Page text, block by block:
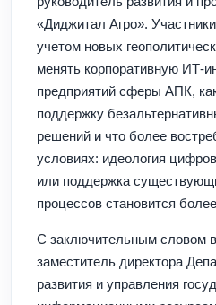
«Диджитал Агро».
учетом новых
менять корпоративную ИТ-
предприятий сферы АПК,
поддержку
решений и что более
условиях: идеология
или поддержка
процессов становится
С заключительным словом
заместитель директора
развития и управления